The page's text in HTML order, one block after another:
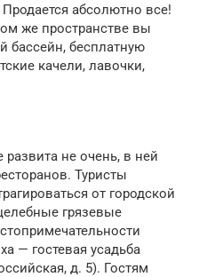
абсолютно все!
же пространстве вы
бассейн, бесплатную
качели, лавочки,
развита не очень, в ней
Туристы
от городской
грязевые
— гостевая усадьба
д. 5). Гостям